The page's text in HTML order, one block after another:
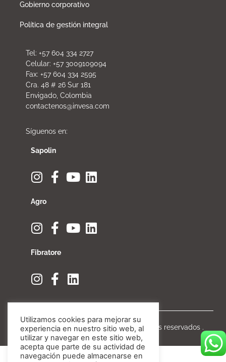
Gobierno corporativo
Política de gestión integral
Tel: +57 604 334 2727
Celular: +57 3009109094
Fax: +57 604 334 2595
Cra. 48 # 26 Sur 181
Envigado, Colombia
contactenos@invesa.com
Síguenos en:
Sapolin
Agro
Fibratore
Copyright © Invesa 2020. Todos los derechos reservados .
Utilizamos cookies para mejorar su
experiencia en nuestro sitio web, al
utilizar y navegar en este sitio web,
acepta que parte de su actividad de
navegación puede almacenarse en